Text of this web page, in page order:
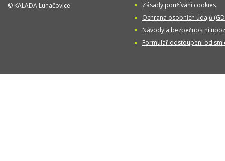
© KALADA Luhačovice
Zásady používání cookies
Ochrana osobních údajů
Návody a bezpečnostní
Formulář odstoupení od